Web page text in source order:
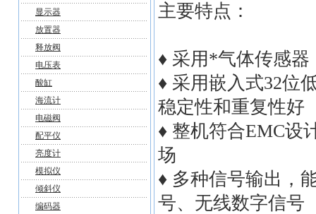
显示器
放置器
释放阀
电压表
酸缸
海流计
电磁阀
配平仪
亮度计
模拟仪
倾斜仪
编码器
主要特点：
♦ 采用*气体传感
♦ 采用嵌入式32位
稳定性和重复性好
♦ 整机符合EMC设
场
♦ 多种信号输出，
号、无线数字信号